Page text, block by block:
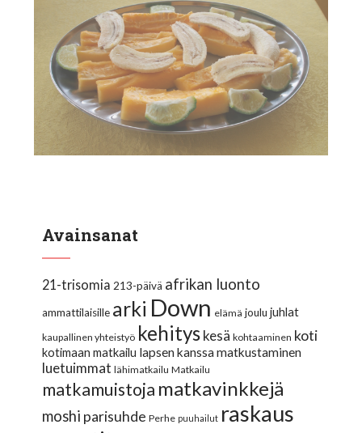
Avainsanat
21-trisomia 213-päivä afrikan luonto
ammattilaisille arki Down elämä joulu juhlat
kaupallinen yhteistyö kehityskesä kohtaaminen koti
kotimaan matkailu lapsen kanssa matkustaminen
luetuimmat lähimatkailu Matkailu
matkamuistoja matkavinkkejä
moshi parisuhde Perhe puuhailut raskaus